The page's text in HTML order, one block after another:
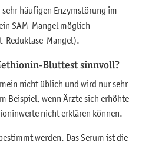
sehr häufigen Enzymstörung im
SAM-Mangel möglich
Reduktase-Mangel).
Bluttest sinnvoll?
nicht üblich und wird nur sehr
Beispiel, wenn Ärzte sich erhöhte
nicht erklären können.
werden. Das Serum ist die